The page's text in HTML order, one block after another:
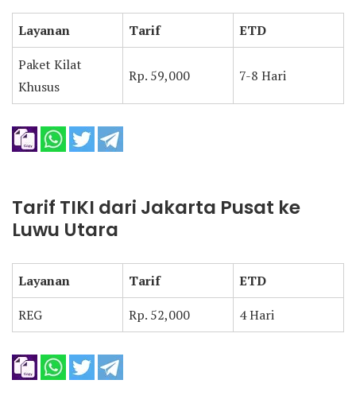
Layanan Tarif
ETD
Paket Kilat
Khusus
Rp. 59,000 7-8 Hari
Tarif TIKI dari Jakarta Pusat ke
Luwu Utara
Layanan Tarif
ETD
REG
Rp. 52,000 4 Hari